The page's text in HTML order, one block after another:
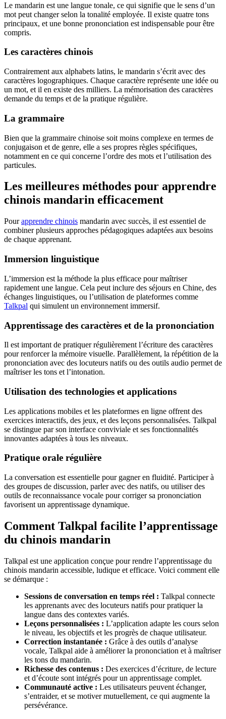
Le mandarin est une langue tonale, ce qui signifie que le sens d’un
mot peut changer selon la tonalité employée. Il existe quatre tons
principaux, et une bonne prononciation est indispensable pour être
compris.
Les caractères chinois
Contrairement aux alphabets latins, le mandarin s’écrit avec des
caractères logographiques. Chaque caractère représente une idée ou
un mot, et il en existe des milliers. La mémorisation des caractères
demande du temps et de la pratique régulière.
La grammaire
Bien que la grammaire chinoise soit moins complexe en termes de
conjugaison et de genre, elle a ses propres règles spécifiques,
notamment en ce qui concerne l’ordre des mots et l’utilisation des
particules.
Les meilleures méthodes pour apprendre
chinois mandarin efficacement
Pourapprendre chinois mandarin avec succès, il est essentiel de
combiner plusieurs approches pédagogiques adaptées aux besoins
de chaque apprenant.
Immersion linguistique
L’immersion est la méthode la plus efficace pour maîtriser
rapidement une langue. Cela peut inclure des séjours en Chine, des
échanges linguistiques, ou l’utilisation de plateformes comme
Talkpal qui simulent un environnement immersif.
Apprentissage des caractères et de la prononciation
Il est important de pratiquer régulièrement l’écriture des caractères
pour renforcer la mémoire visuelle. Parallèlement, la répétition de la
prononciation avec des locuteurs natifs ou des outils audio permet de
maîtriser les tons et l’intonation.
Utilisation des technologies et applications
Les applications mobiles et les plateformes en ligne offrent des
exercices interactifs, des jeux, et des leçons personnalisées. Talkpal
se distingue par son interface conviviale et ses fonctionnalités
innovantes adaptées à tous les niveaux.
Pratique orale régulière
La conversation est essentielle pour gagner en fluidité. Participer à
des groupes de discussion, parler avec des natifs, ou utiliser des
outils de reconnaissance vocale pour corriger sa prononciation
favorisent un apprentissage dynamique.
Comment Talkpal facilite l’apprentissage
du chinois mandarin
Talkpal est une application conçue pour rendre l’apprentissage du
chinois mandarin accessible, ludique et efficace. Voici comment elle
se démarque :
Sessions de conversation en temps réel : Talkpal connecte
les apprenants avec des locuteurs natifs pour pratiquer la
langue dans des contextes variés.
Leçons personnalisées : L’application adapte les cours selon
le niveau, les objectifs et les progrès de chaque utilisateur.
Correction instantanée : Grâce à des outils d’analyse
vocale, Talkpal aide à améliorer la prononciation et à maîtriser
les tons du mandarin.
Richesse des contenus : Des exercices d’écriture, de lecture
et d’écoute sont intégrés pour un apprentissage complet.
Communauté active : Les utilisateurs peuvent échanger,
s’entraider, et se motiver mutuellement, ce qui augmente la
persévérance.